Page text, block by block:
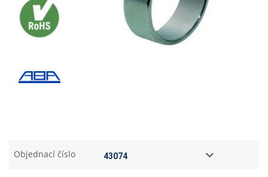
Objednací číslo